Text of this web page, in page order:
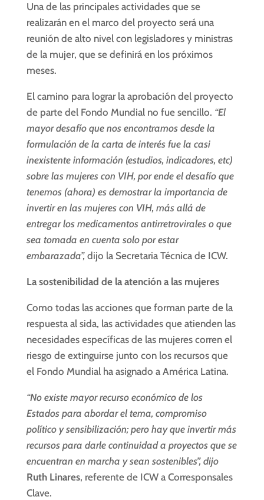
Una de las principales actividades que se
realizarán en el marco del proyecto será una
reunión de alto nivel con legisladores y ministras
de la mujer, que se definirá en los próximos
meses.
El camino para lograr la aprobación del proyecto
de parte del Fondo Mundial no fue sencillo. “El
mayor desafío que nos encontramos desde la
formulación de la carta de interés fue la casi
inexistente información (estudios, indicadores, etc)
sobre las mujeres con VIH, por ende el desafío que
tenemos (ahora) es demostrar la importancia de
invertir en las mujeres con VIH, más allá de
entregar los medicamentos antirretrovirales o que
sea tomada en cuenta solo por estar
embarazada”, dijo la Secretaria Técnica de ICW.
La sostenibilidad de la atención a las mujeres
Como todas las acciones que forman parte de la
respuesta al sida, las actividades que atienden las
necesidades específicas de las mujeres corren el
riesgo de extinguirse junto con los recursos que
el Fondo Mundial ha asignado a América Latina.
“No existe mayor recurso económico de los
Estados para abordar el tema, compromiso
político y sensibilización; pero hay que invertir más
recursos para darle continuidad a proyectos que se
encuentran en marcha y sean sostenibles”, dijo
Ruth Linares, referente de ICW a Corresponsales
Clave.